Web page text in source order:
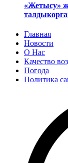
«Жетысу»
Главная
Новости
О Нас
Качество
Погода
Политика